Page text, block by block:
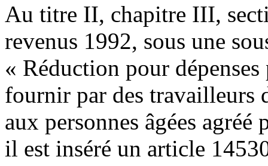
Au titre II, chapitre III,
revenus 1992, sous une
« Réduction pour
fournir par des travailleurs
aux personnes âgées
il est inséré un article